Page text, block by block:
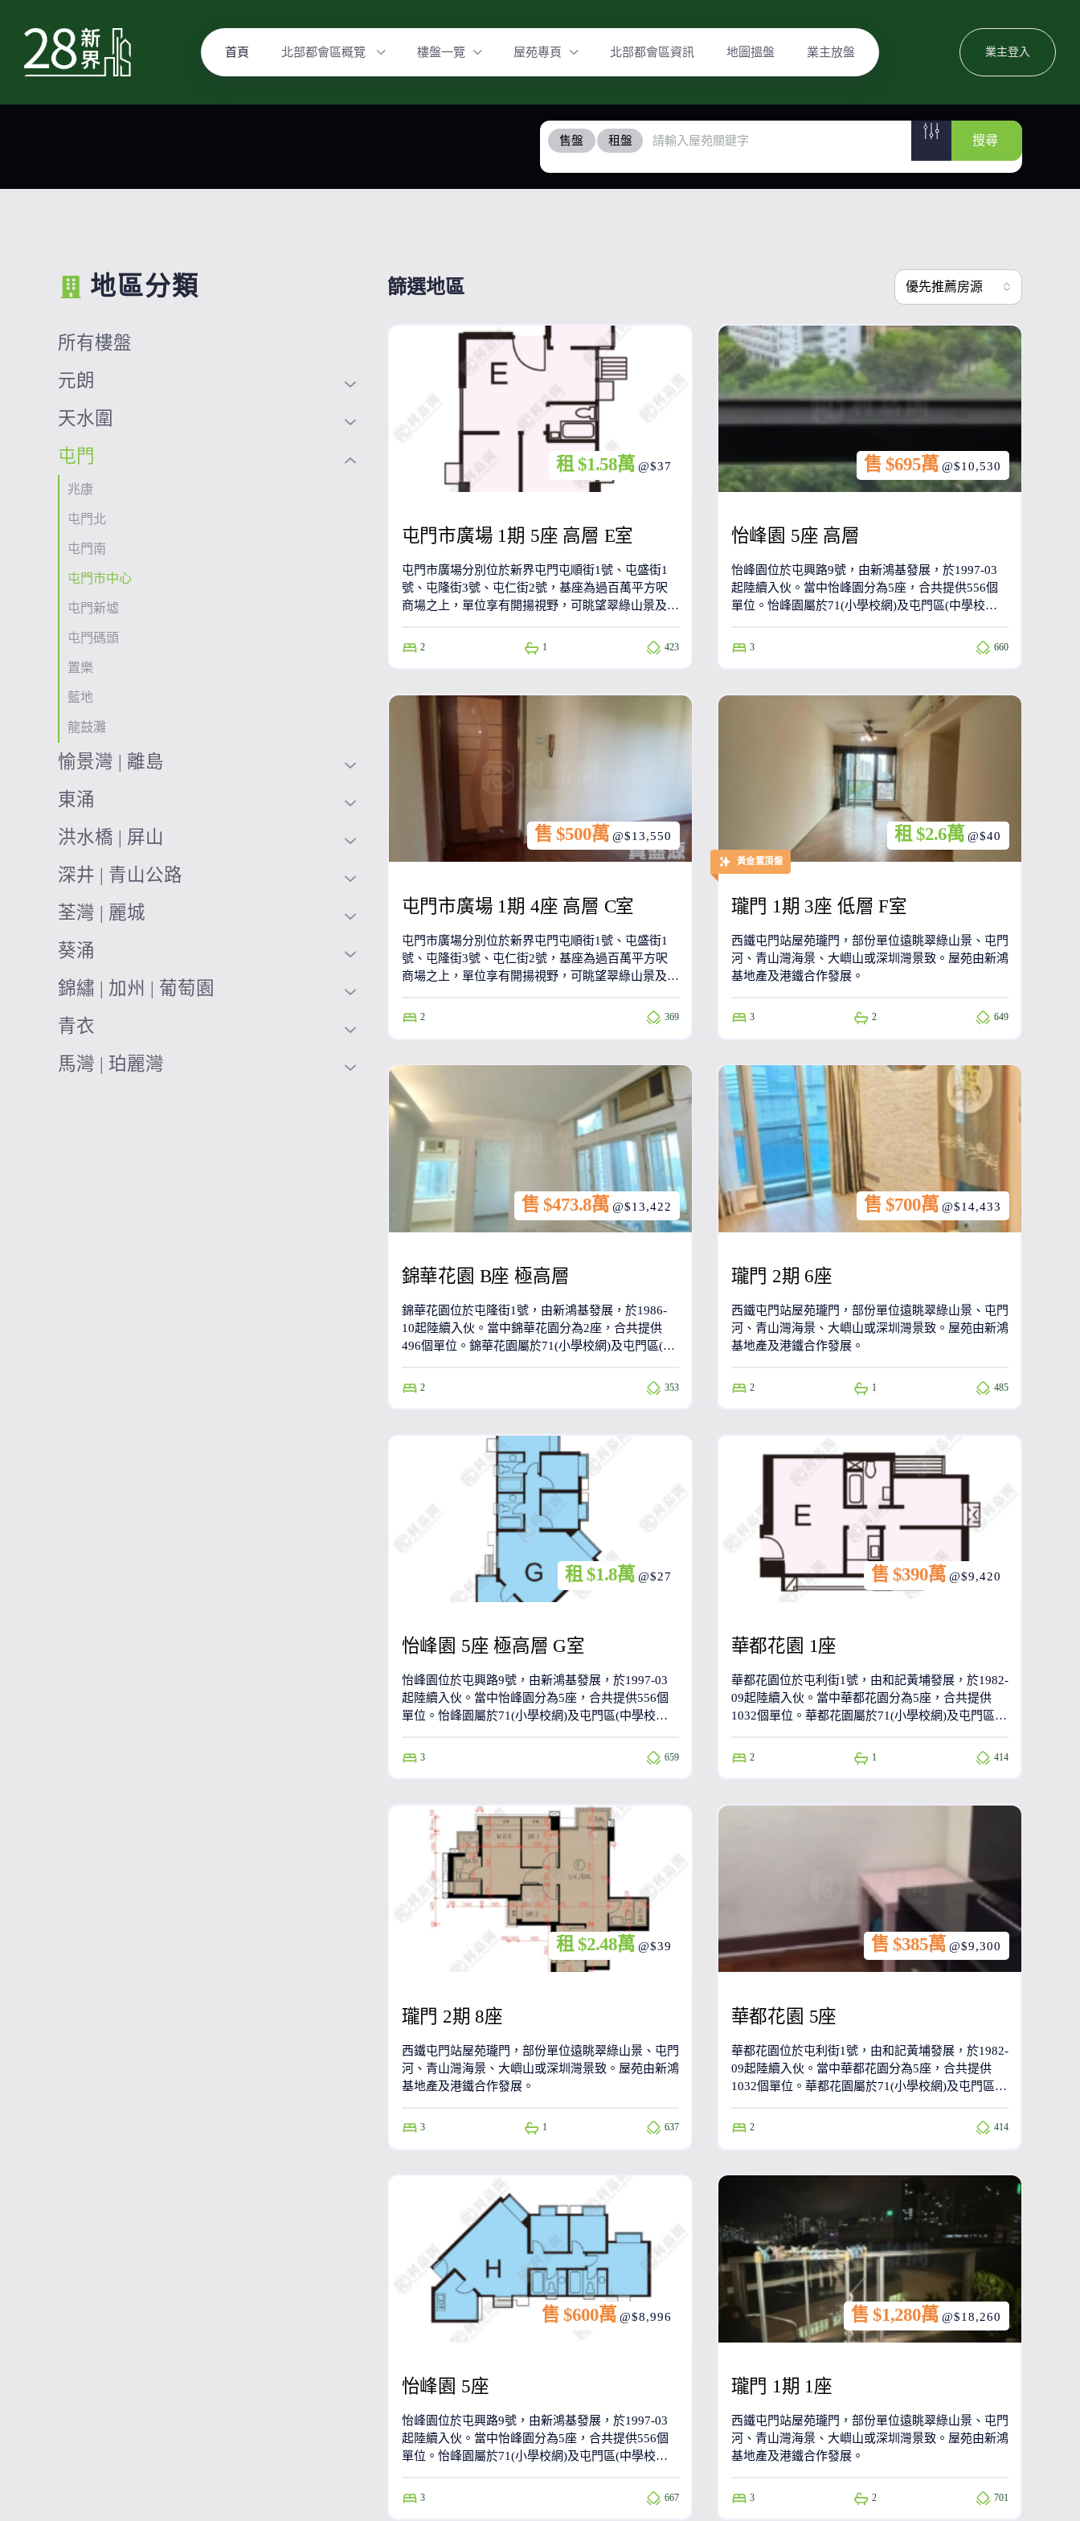
首頁 北部都會區概覽 樓盤一覽 屋苑專頁 北部都會區資訊 地圖搵盤 業主放盤 業主登入
售盤 租盤 搜尋
地區分類
所有樓盤
元朗
天水圍
屯門
兆康
屯門北
屯門南
屯門市中心
屯門新墟
屯門碼頭
置樂
藍地
龍鼓灘
愉景灣 | 離島
東涌
洪水橋 | 屏山
深井 | 青山公路
荃灣 | 麗城
葵涌
錦繡 | 加州 | 葡萄園
青衣
馬灣 | 珀麗灣
篩選地區 優先推薦房源
屯門市廣場 1期 5座 高層 E室
屯門市廣場分別位於新界屯門屯順街1號、屯盛街1
號、屯隆街3號、屯仁街2號，基座為過百萬平方呎
商場之上，單位享有開揚視野，可眺望翠綠山景及各
大路段。發展商為信和置業。
2 1 423
租 $1.58萬 @$37
怡峰園 5座 高層
怡峰園位於屯興路9號，由新鴻基發展，於1997-03
起陸續入伙。當中怡峰園分為5座，合共提供556個
單位。怡峰園屬於71(小學校網)及屯門區(中學校
網)。
3 660
售 $695萬 @$10,530
屯門市廣場 1期 4座 高層 C室
屯門市廣場分別位於新界屯門屯順街1號、屯盛街1
號、屯隆街3號、屯仁街2號，基座為過百萬平方呎
商場之上，單位享有開揚視野，可眺望翠綠山景及各
2 369
售 $500萬 @$13,550
黃金置頂盤
瓏門 1期 3座 低層 F室
西鐵屯門站屋苑瓏門，部份單位遠眺翠綠山景、屯門
河、青山灣海景、大嶼山或深圳灣景致。屋苑由新鴻
基地產及港鐵合作發展。
3 2 649
租 $2.6萬 @$40
錦華花園 B座 極高層
錦華花園位於屯隆街1號，由新鴻基發展，於1986-
10起陸續入伙。當中錦華花園分為2座，合共提供
496個單位。錦華花園屬於71(小學校網)及屯門區(中
到達。
2 353
售 $473.8萬 @$13,422
瓏門 2期 6座
西鐵屯門站屋苑瓏門，部份單位遠眺翠綠山景、屯門
河、青山灣海景、大嶼山或深圳灣景致。屋苑由新鴻
基地產及港鐵合作發展。
2 1 485
售 $700萬 @$14,433
怡峰園 5座 極高層 G室
怡峰園位於屯興路9號，由新鴻基發展，於1997-03
起陸續入伙。當中怡峰園分為5座，合共提供556個
單位。怡峰園屬於71(小學校網)及屯門區(中學校
網)。
3 659
租 $1.8萬 @$27
華都花園 1座
華都花園位於屯利街1號，由和記黃埔發展，於1982-
09起陸續入伙。當中華都花園分為5座，合共提供
1032個單位。華都花園屬於71(小學校網)及屯門區
(中學校網)。
2 1 414
售 $390萬 @$9,420
瓏門 2期 8座
西鐵屯門站屋苑瓏門，部份單位遠眺翠綠山景、屯門
河、青山灣海景、大嶼山或深圳灣景致。屋苑由新鴻
基地產及港鐵合作發展。
3 1 637
租 $2.48萬 @$39
華都花園 5座
華都花園位於屯利街1號，由和記黃埔發展，於1982-
09起陸續入伙。當中華都花園分為5座，合共提供
1032個單位。華都花園屬於71(小學校網)及屯門區
2 414
售 $385萬 @$9,300
怡峰園 5座
怡峰園位於屯興路9號，由新鴻基發展，於1997-03
起陸續入伙。當中怡峰園分為5座，合共提供556個
單位。怡峰園屬於71(小學校網)及屯門區(中學校
3 667
售 $600萬 @$8,996
瓏門 1期 1座
西鐵屯門站屋苑瓏門，部份單位遠眺翠綠山景、屯門
河、青山灣海景、大嶼山或深圳灣景致。屋苑由新鴻
基地產及港鐵合作發展。
3 2 701
售 $1,280萬 @$18,260